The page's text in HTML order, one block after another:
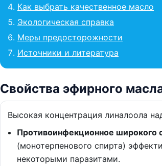
Как выбрать качественное масло
Экологическая справка
Меры предосторожности
Источники и литература
Свойства эфирного
Высокая концентрация линалоола
Противоинфекционное широкого
(монотерпенового спирта)
некоторыми паразитами.